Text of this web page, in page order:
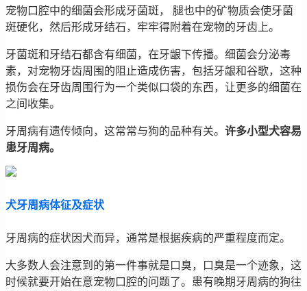
宠物口腔中的细菌会形成牙菌斑， 腿也中的矿物质会使牙菌
斑硬化，然后形成牙结石，牢牢得附着在宠物的牙齿上。
牙菌斑和牙结石都含有细菌，在牙龈下传播。细菌会分泌毒
素，对宠物牙齿周围的阻止造成伤害，包括牙龈和谷歌，这种
损伤会在牙齿周围行为一个类似口袋的东西，让更多的细菌在
之间收集。
牙周病有遗传倾向，这常常与狗的品种有关。 许多小型犬容易
患牙周病。
犬牙周病体征及症状
牙周病的症状因犬而异，通常是根据疾病的严重程度而定。
大多数人会注意到的第一件事就是口臭，口臭是一个迹象，这
时候就要开始在意宠物口腔的问题了。患有晚期牙周病的狗往